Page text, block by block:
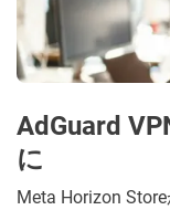
AdGuard
に
Meta Horizon